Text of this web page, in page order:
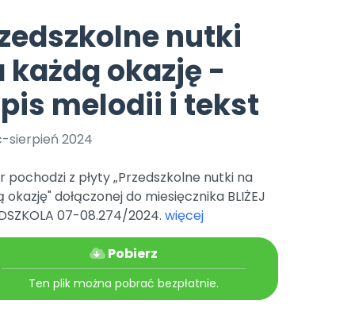
Archiwalne numery
Pomoc
Nowości
Zapowiedzi
czerwca 2024 r. uzyskała
r. Nr decyzji:
Online.
Bliżej Pieska
Pomoc zwierzętom
Książka (dla) Przedszkolaka
Promowanie czytelnictwa
TikTok
Zobacz nas na TikToku
YouTube
Filmy edukacyjne
nutki
każdą okazję -
melodii i tekst
sierpień 2024
pochodzi z płyty „Przedszkolne nutki na
okazję" dołączonej do miesięcznika BLIŻEJ
07-08.274/2024. więcej
Pobierz
Ten plik można pobrać bezpłatnie.